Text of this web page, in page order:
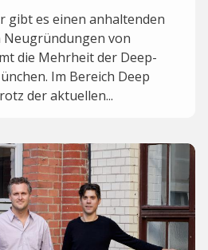
gibt es einen anhaltenden
Neugründungen von
die Mehrheit der Deep-
Im Bereich Deep
der aktuellen...